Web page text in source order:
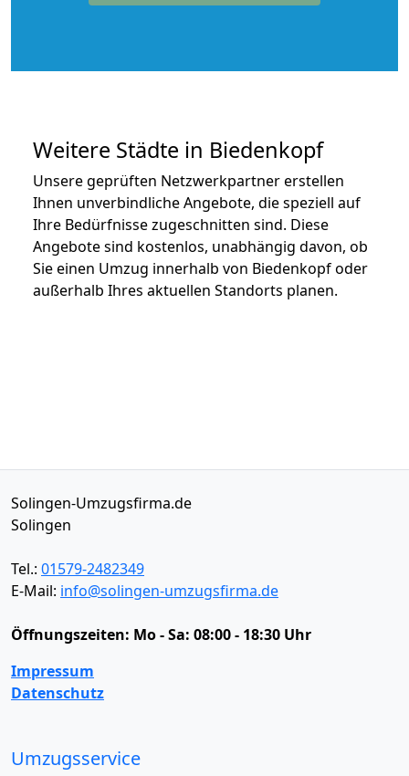
Weitere Städte in Biedenkopf
Unsere geprüften Netzwerkpartner erstellen
Ihnen unverbindliche Angebote, die speziell auf
Ihre Bedürfnisse zugeschnitten sind. Diese
Angebote sind kostenlos, unabhängig davon, ob
Sie einen Umzug innerhalb von Biedenkopf oder
außerhalb Ihres aktuellen Standorts planen.
Solingen-Umzugsfirma.de
Solingen
Tel.: 01579-2482349
E-Mail: info@solingen-umzugsfirma.de
Öffnungszeiten: Mo - Sa: 08:00 - 18:30 Uhr
Impressum
Datenschutz
Umzugsservice